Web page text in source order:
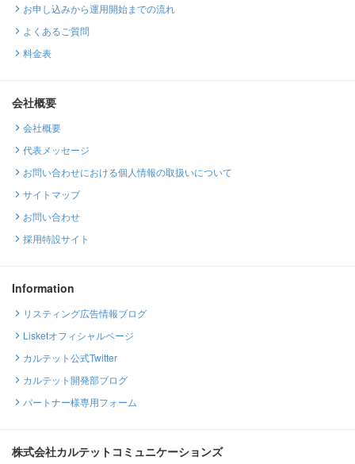
お申し込みから運用開始までの流れ
よくあるご質問
料金表
会社概要
会社概要
代表メッセージ
お問い合わせにおける個人情報の取扱いについて
サイトマップ
お問い合わせ
採用特設サイト
Information
リスティング広告情報ブログ
Lisketオフィシャルページ
カルテット公式Twitter
カルテット開発部ブログ
パートナー様専用フォーム
株式会社カルテットコミュニケーションズ